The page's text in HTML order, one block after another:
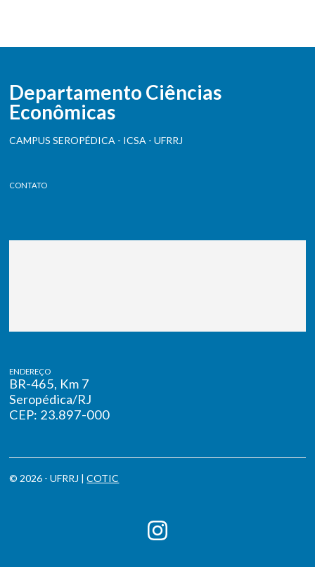
Departamento Ciências
Econômicas
CAMPUS SEROPÉDICA - ICSA - UFRRJ
CONTATO
ENDEREÇO
BR-465, Km 7
Seropédica/RJ
CEP: 23.897-000
© 2026 - UFRRJ |COTIC